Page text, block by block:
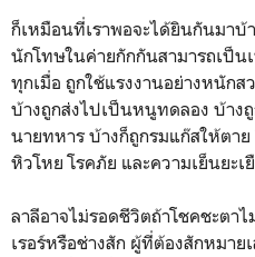
ก็เหมือนที่เราพอจะได้ยินกันมาบ้
นักโทษในค่ายกักกันสามารถเป็น
ทุกเมื่อ ถูกใช้แรงงานอย่างหนัก
บ้างถูกส่งไปเป็นหนูทดลอง บ้างถู
นายทหาร บ้างก็ถูกรมแก๊สให้ตา
หิวโหย โรคภัย และความเย็นยะ
ลาลีอาจไม่รอดชีวิตถ้าโชคชะตา
เรอร์หรือช่างสัก ผู้ที่ต้องสักหมา